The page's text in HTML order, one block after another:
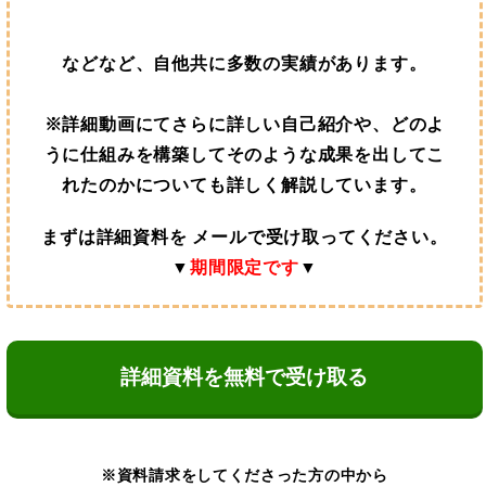
などなど、自他共に多数の実績があります。
※詳細動画にてさらに詳しい自己紹介や、どのよ
うに仕組みを構築してそのような成果を出してこ
れたのかについても詳しく解説しています。
まずは詳細資料を メールで受け取ってください。
▼ 期間限定です ▼
詳細資料を無料で受け取る
※資料請求をしてくださった方の中から